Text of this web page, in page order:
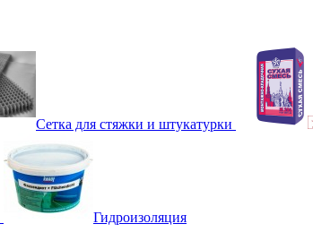
Сетка для стяжки и штукатурки
Гидроизоляция